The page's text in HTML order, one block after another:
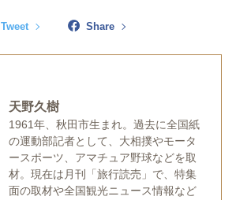
Tweet Share
天野久樹
1961年、秋田市生まれ。過去に全国紙
の運動部記者として、大相撲やモータ
ースポーツ、アマチュア野球などを取
材。現在は月刊「旅行読売」で、特集
面の取材や全国観光ニュース情報など